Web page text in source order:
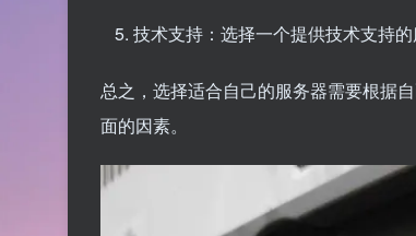
技术支持：选择一个提供技术支持
总之，选择适合自己的服务器需要根据
面的因素。